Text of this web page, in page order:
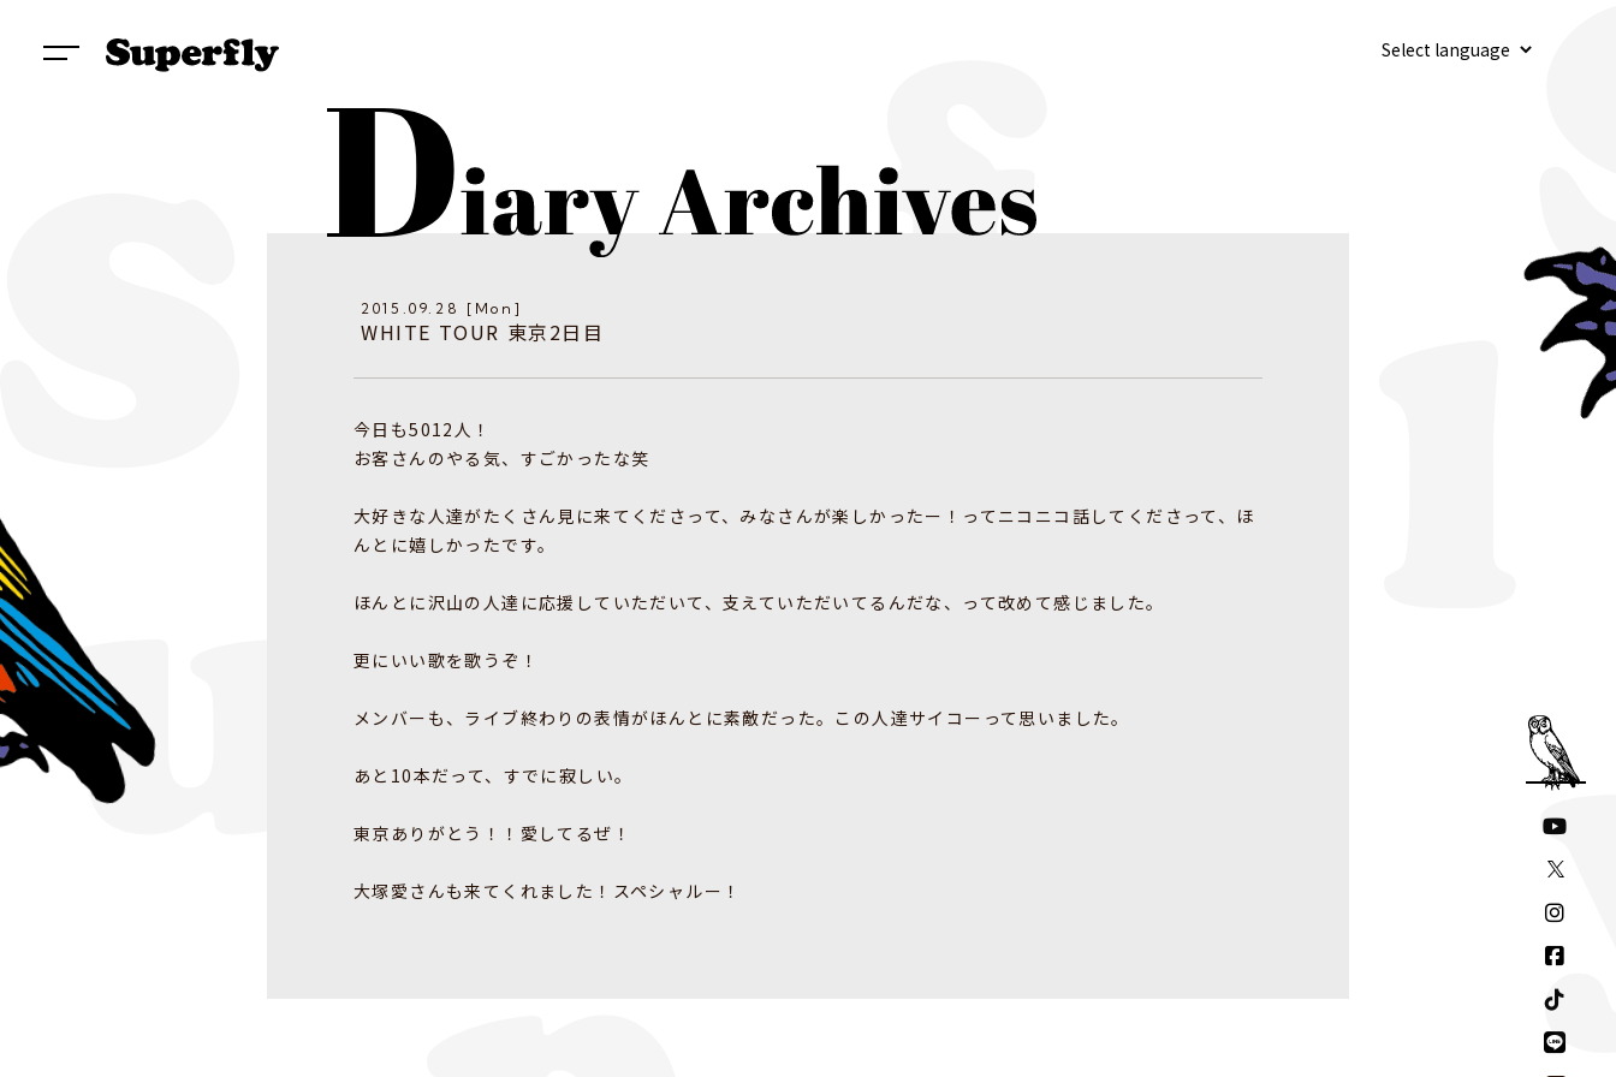
2015.09.28 [Mon]
WHITE TOUR 東京2日目
今日も5012人！
お客さんのやる気、すごかったな笑
大好きな人達がたくさん見に来てくださって、みなさんが楽しかったー！ってニコニコ話してくださって、ほ
んとに嬉しかったです。
ほんとに沢山の人達に応援していただいて、支えていただいてるんだな、って改めて感じました。
更にいい歌を歌うぞ！
メンバーも、ライブ終わりの表情がほんとに素敵だった。この人達サイコーって思いました。
あと10本だって、すでに寂しい。
東京ありがとう！！愛してるぜ！
大塚愛さんも来てくれました！スペシャルー！